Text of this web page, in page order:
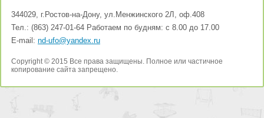
344029, г.Ростов-на-Дону, ул.Менжинского 2Л, оф.408
Тел.: (863) 247-01-64 Работаем по будням: с 8.00 до 17.00
E-mail: nd-ufo@yandex.ru
Copyright © 2015 Все права защищены. Полное или частичное
копирование сайта запрещено.